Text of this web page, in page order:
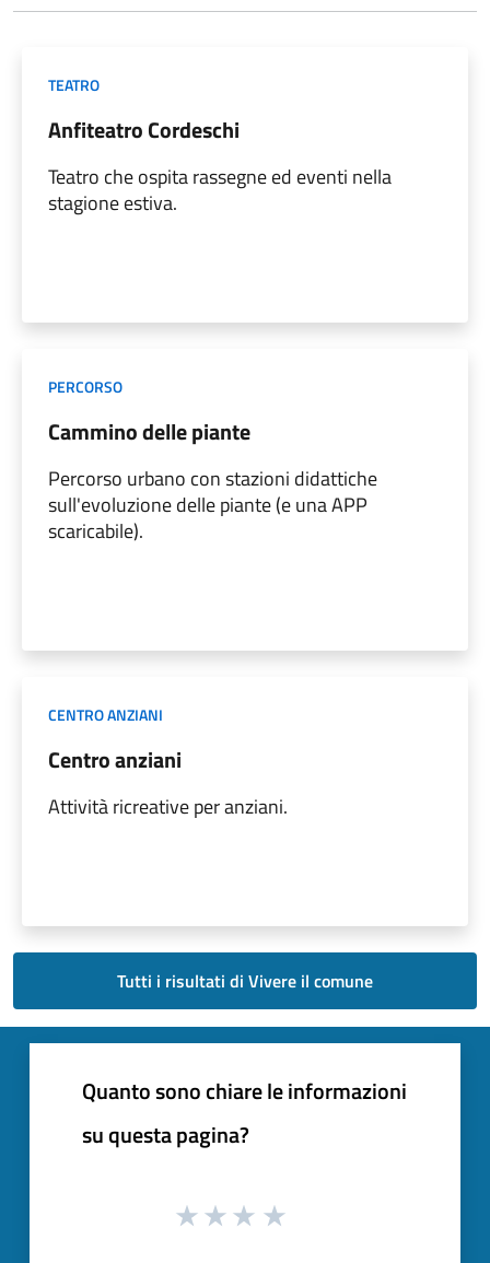
TEATRO
Anfiteatro Cordeschi
Teatro che ospita rassegne ed eventi nella
stagione estiva.
PERCORSO
Cammino delle piante
Percorso urbano con stazioni didattiche
sull'evoluzione delle piante (e una APP
scaricabile).
CENTRO ANZIANI
Centro anziani
Attività ricreative per anziani.
Tutti i risultati di Vivere il comune
Quanto sono chiare le informazioni
su questa pagina?